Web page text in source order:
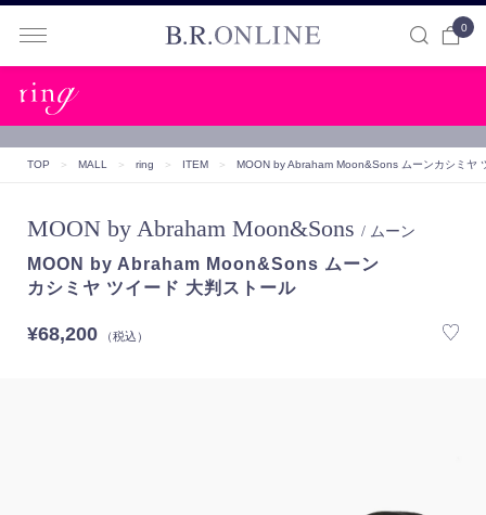
0
TOP ＞ MALL ＞ ring ＞ ITEM ＞ MOON by Abraham Moon&Sons ムーンカシミヤ
MOON by Abraham Moon&Sons / ムーン
MOON by Abraham Moon&Sons ムーン
カシミヤ ツイード 大判ストール
¥68,200（税込）